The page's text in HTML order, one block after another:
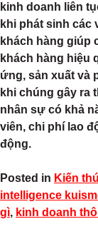
kinh doanh liên
khi phát sinh các
khách hàng giúp
khách hàng hiệu
ứng, sản xuất và
khi chúng gây ra
nhân sự có khả
viên, chi phí lao
động.
Posted in Kiến
intelligence
gì, kinh doanh